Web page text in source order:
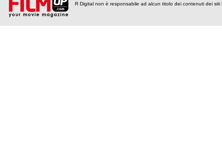
R Digital non è responsabile ad alcun titolo dei contenuti dei siti